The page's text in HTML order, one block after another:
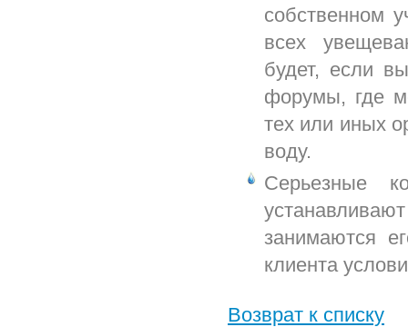
собственном
всех
будет, если
форумы, где
тех или иных
воду.
Серьезные
занимаются
клиента
Возврат к списку